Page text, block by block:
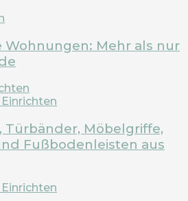
Wohnungen: Mehr als nur
Türbänder, Möbelgriffe,
Fußbodenleisten aus